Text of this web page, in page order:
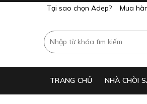
Tại sao chọn Adep? Mua
Search
for:
TRANG CHỦ NHÀ CHÒI